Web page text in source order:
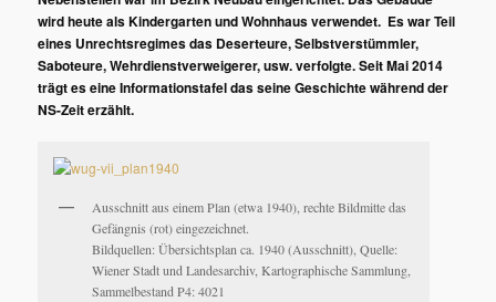
wird heute als Kindergarten und Wohnhaus verwendet. Es war Teil
eines Unrechtsregimes das Deserteure, Selbstverstümmler,
Saboteure, Wehrdienstverweigerer, usw. verfolgte.Seit Mai 2014
trägt es eine Informationstafel das seine Geschichte während der
NS-Zeit erzählt.
Ausschnitt aus einem Plan (etwa 1940), rechte Bildmitte das
Gefängnis (rot) eingezeichnet.
Bildquellen: Übersichtsplan ca. 1940 (Ausschnitt), Quelle:
Wiener Stadt und Landesarchiv, Kartographische Sammlung,
Sammelbestand P4: 4021